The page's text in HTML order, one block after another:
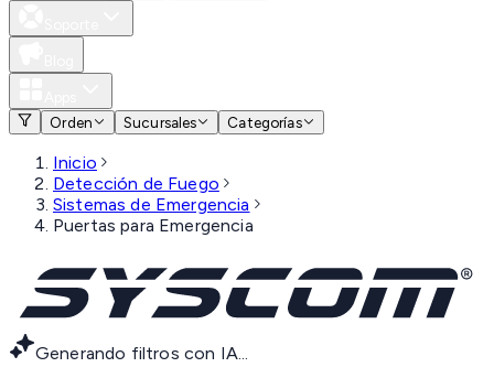
Orden
Sucursales Categorías
Inicio
Detección de Fuego
Sistemas de Emergencia
Puertas para Emergencia
Generando filtros con IA...